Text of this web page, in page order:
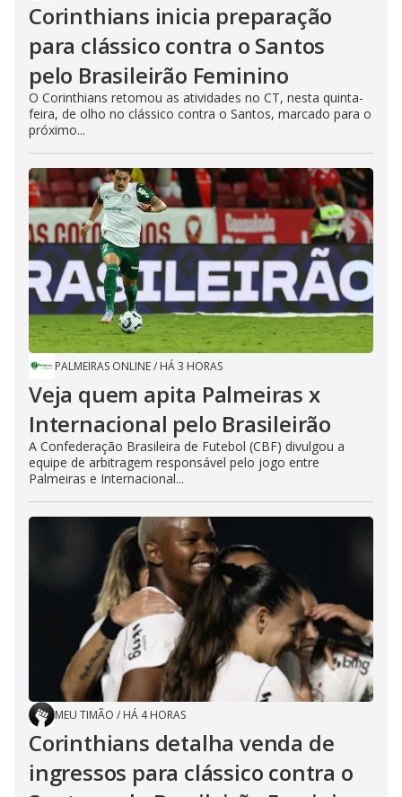
Corinthians inicia preparação
para clássico contra o Santos
pelo Brasileirão Feminino
O Corinthians retomou as atividades no CT, nesta quinta-
feira, de olho no clássico contra o Santos, marcado para o
próximo...
PALMEIRAS ONLINE/ HÁ 3 HORAS
Veja quem apita Palmeiras x
Internacional pelo Brasileirão
A Confederação Brasileira de Futebol (CBF) divulgou a
equipe de arbitragem responsável pelo jogo entre
Palmeiras e Internacional...
MEU TIMÃO / HÁ 4 HORAS
Corinthians detalha venda de
ingressos para clássico contra o